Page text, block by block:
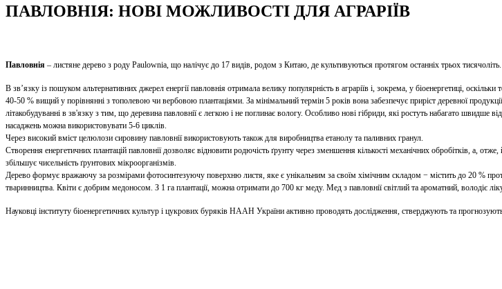
ПАВЛОВНІЯ: НОВІ МОЖЛИВОСТІ ДЛЯ АГРАРІЇВ
Павловнія – листяне дерево з роду Paulownia, що налічує до 17 видів, родом з Китаю, де культивуються протягом останніх трьох тисячоліть.
В зв’язку із пошуком альтернативних джерел енергії павловнія отримала велику популярність в аграріїв і, зокрема, у біоенергетиці,
40-50 % вищий у порівнянні з тополевою чи вербовою плантаціями. За мінімальний термін 5 років вона забезпечує приріст деревної
літакобудуванні в зв'язку з тим, що деревина павловнії є легкою і не поглинає вологу. Особливо нові гібриди, які ростуть набагато
насаджень можна використовувати 5-6 циклів.
Через високий вміст целюлози сировину павловнії використовують також для виробництва етанолу та паливних гранул.
Створення енергетичних плантацій павловнії дозволяє відновити родючість ґрунту через зменшення кількості механічних обробітків, а,
збільшує чисельність ґрунтових мікроорганізмів.
Дерево формує вражаючу за розмірами фотосинтезуючу поверхню листя, яке є унікальним за своїм хімічним складом − містить до 20 %
тваринництва. Квіти є добрим медоносом. З 1 га плантації, можна отримати до 700 кг меду. Мед з павловнії світлий та ароматний, володіє
Науковці інституту біоенергетичних культур і цукрових буряків НААН України активно проводять дослідження, стверджують та